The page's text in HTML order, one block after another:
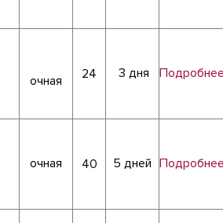
очная 24 3 дня
очная 40 5 дней